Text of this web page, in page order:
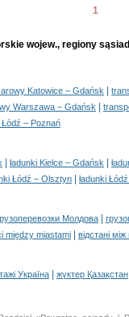
1
wojew., regiony
Katowice – Gdańsk
Warszawa – Gdańsk
– Poznań
ładunki Kielce – Gdańsk
Łódź – Olsztyn ładunki
Молдова
między miastami відстані
Україна жүктер Қазақстан